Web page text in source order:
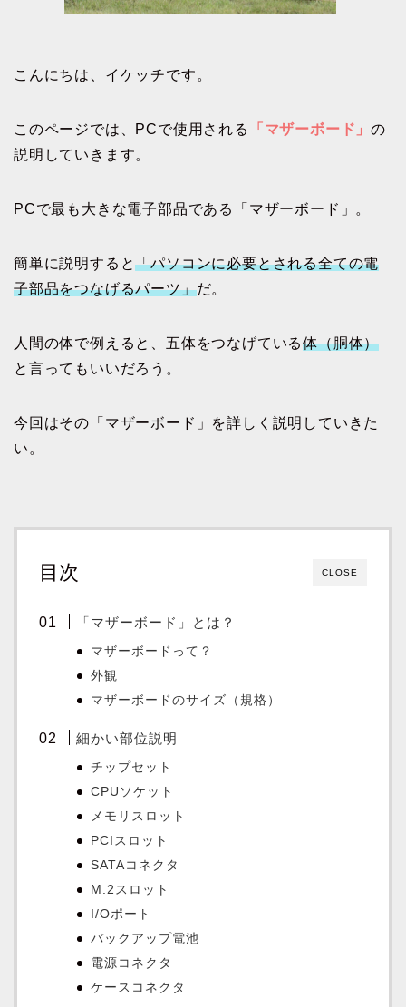
こんにちは、イケッチです。
このページでは、PCで使用される 「マザーボード」の
説明していきます。
PCで最も大きな電子部品である「マザーボード」。
簡単に説明すると「パソコンに必要とされる全ての電
子部品をつなげるパーツ」だ。
人間の体で例えると、五体をつなげている体（胴体）
と言ってもいいだろう。
今回はその「マザーボード」を詳しく説明していきた
い。
CLOSE
目次
「マザーボード」とは？
マザーボードって？
外観
マザーボードのサイズ（規格）
細かい部位説明
チップセット
CPUソケット
メモリスロット
PCIスロット
SATAコネクタ
M.2スロット
I/Oポート
バックアップ電池
電源コネクタ
ケースコネクタ